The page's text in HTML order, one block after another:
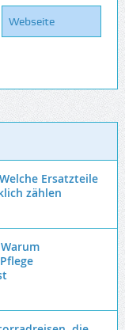
Ersatzteile
zählen